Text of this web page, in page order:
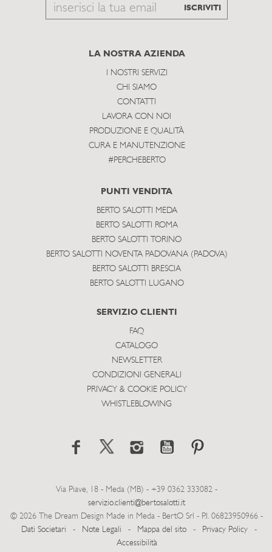
Email
subscribe
ISCRIVITI
LA NOSTRA AZIENDA
I NOSTRI SERVIZI
CHI SIAMO
CONTATTI
LAVORA CON NOI
PRODUZIONE E QUALITÀ
CURA E MANUTENZIONE
#PERCHEBERTO
PUNTI VENDITA
BERTO SALOTTI MEDA
BERTO SALOTTI ROMA
BERTO SALOTTI TORINO
BERTO SALOTTI NOVENTA PADOVANA (PADOVA)
BERTO SALOTTI BRESCIA
BERTO SALOTTI LUGANO
SERVIZIO CLIENTI
FAQ
CATALOGO
NEWSLETTER
CONDIZIONI GENERALI
PRIVACY & COOKIE POLICY
WHISTLEBLOWING
Via Piave, 18 - Meda (MB) - +39 0362 333082 -
servizio.clienti@bertosalotti.it
© 2026 The Dream Design Made in Meda - BertO Srl - P.I. 06823950966 -
Dati Societari
- Note Legali - Mappa del sito - Privacy Policy
-
Accessibilità